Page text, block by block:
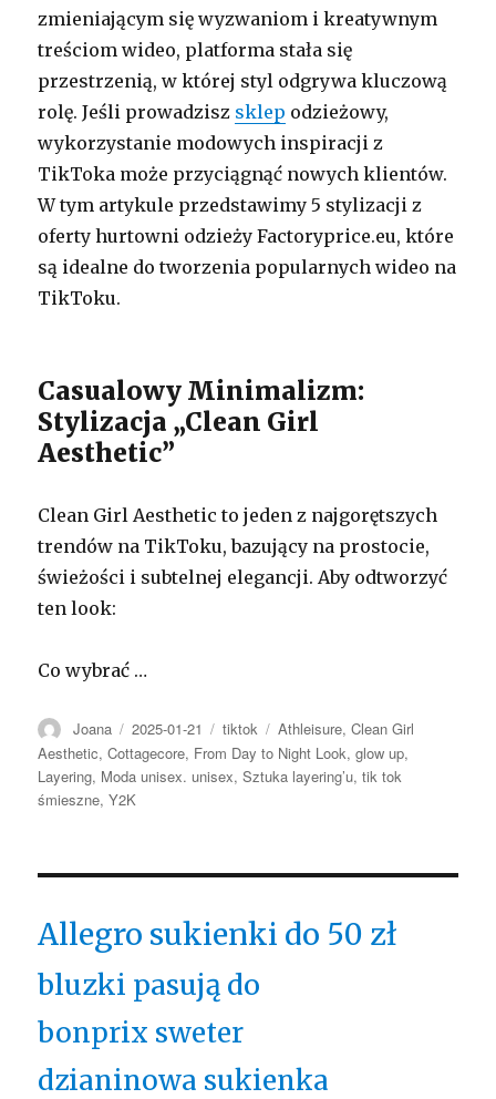
zmieniającym się wyzwaniom i kreatywnym
treściom wideo, platforma stała się
przestrzenią, w której styl odgrywa kluczową
rolę. Jeśli prowadzisz sklep odzieżowy,
wykorzystanie modowych inspiracji z
TikToka może przyciągnąć nowych klientów.
W tym artykule przedstawimy 5 stylizacji z
oferty hurtowni odzieży Factoryprice.eu, które
są idealne do tworzenia popularnych wideo na
TikToku.
Casualowy Minimalizm:
Stylizacja „Clean Girl
Aesthetic”
Clean Girl Aesthetic to jeden z najgorętszych
trendów na TikToku, bazujący na prostocie,
świeżości i subtelnej elegancji. Aby odtworzyć
ten look:
Co wybrać …
Autor
Joana Opublikowano
2025-01-21 Kategorie
tiktok Tagi
Athleisure,Clean Girl
Aesthetic,Cottagecore, From Day to Night Look,glow up,
Layering, Moda unisex. unisex,Sztuka layering’u,tik tok
śmieszne,Y2K
Allegro sukienki do 50 zł
bluzki pasują do
bonprix sweter
dzianinowa sukienka